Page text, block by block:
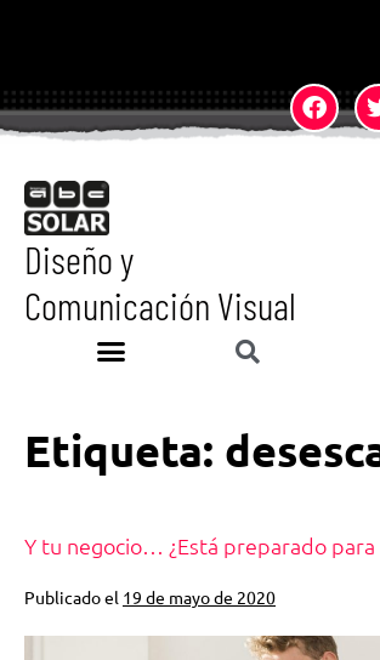
Diseño y
Comunicación Visual
Etiqueta:
Y tu negocio… ¿Está preparado para
Publicado el 19 de mayo de 2020